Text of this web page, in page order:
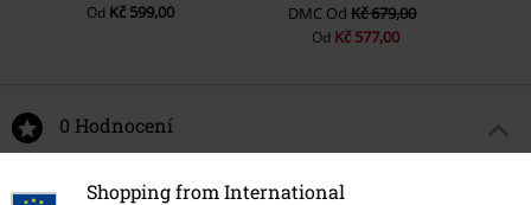
Shopping from International
Od Kč 599,00 DMC OdKč 679,00
Od Kč 577,00
0 Hodnocení
Podělte se o váš názor "Bunn Bunn".